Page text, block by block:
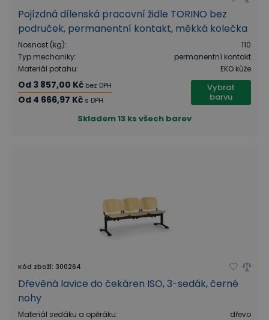
Pojízdná dílenská pracovní židle TORINO bez
područek, permanentní kontakt, měkká kolečka
Nosnost (kg):
110
Typ mechaniky:
permanentní kontakt
Materiál potahu: EKO kůže
Od 3 857,00 Kč bez DPH
Od 4 666,97 Kč s DPH
Vybrat
barvu
Skladem13 ks všech barev
Kód zboží: 300264
Dřevěná lavice do čekáren ISO, 3-sedák, černé
nohy
Materiál sedáku a opěráku:
dřevo